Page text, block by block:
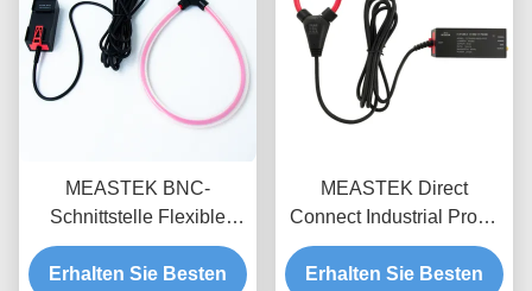
MEASTEK BNC-
Schnittstelle Flexible
Stromprobe LCTB-Serie
Anpassungsfähige
Erhalten Sie Besten
MEASTEK Direct
Connect Industrial Probe
LCTD-Serie
Niedrigfrequenz-Flexible-
Erhalten Sie Besten